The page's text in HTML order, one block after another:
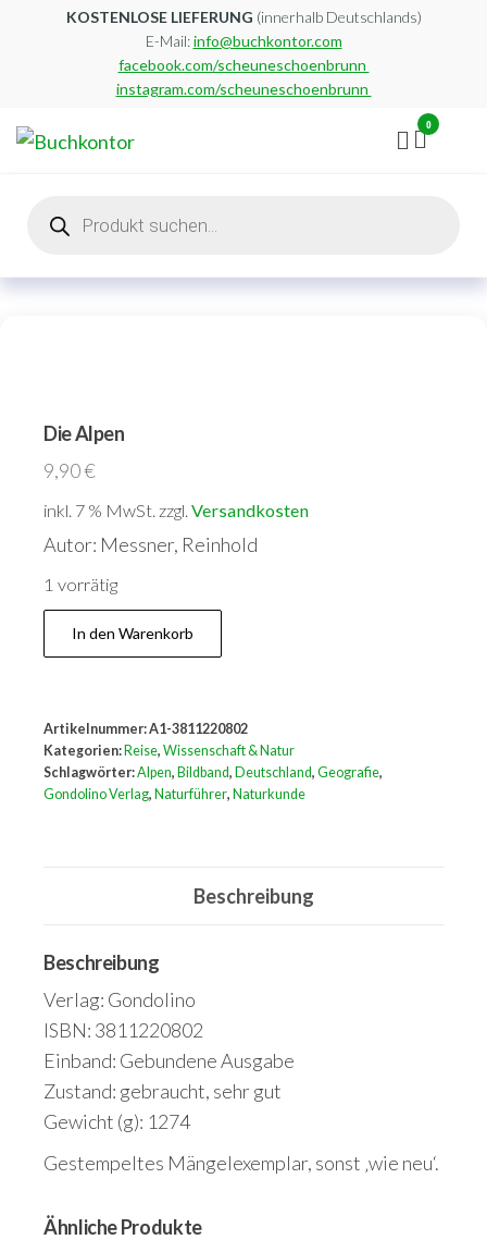
KOSTENLOSE LIEFERUNG (innerhalb Deutschlands)
E-Mail:info@buchkontor.com
facebook.com/scheuneschoenbrunn
instagram.com/scheuneschoenbrunn
0
search
Die Alpen
9,90€
inkl. 7 % MwSt. zzgl. Versandkosten
Autor: Messner, Reinhold
1 vorrätig
Alpen
In den Warenkorb
Artikelnummer:A1-3811220802
Kategorien: Reise, Wissenschaft & Natur
Schlagwörter:Alpen, Bildband, Deutschland, Geografie,
Gondolino Verlag, Naturführer, Naturkunde
Beschreibung
Beschreibung
Verlag: Gondolino
ISBN: 3811220802
Einband: Gebundene Ausgabe
Zustand: gebraucht, sehr gut
Gewicht (g): 1274
Gestempeltes Mängelexemplar, sonst ‚wie neu‘.
Ähnliche Produkte